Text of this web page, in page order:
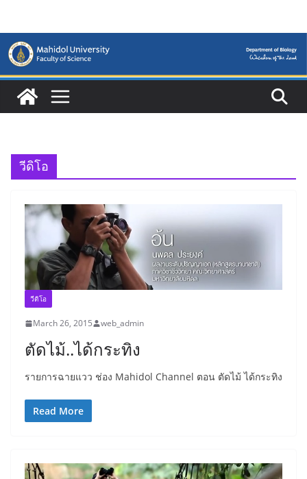
content
วีดิโอ
วีดิโอ
March 26, 2015 web_admin
ตัดไม้..ได้กระทิง
รายการฉายแวว ช่อง Mahidol Channel ตอน ตัดไม้ ได้กระทิง
Read More